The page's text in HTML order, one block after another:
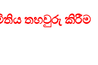
තහවුරු කිරීම